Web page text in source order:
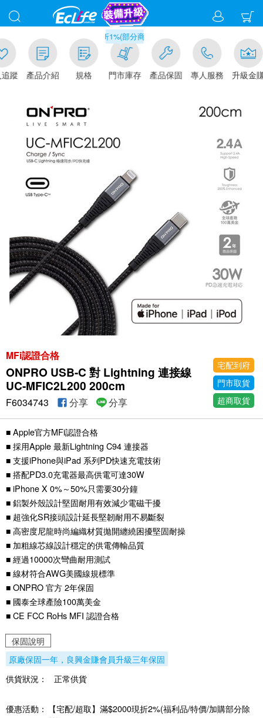
蹤 產品介紹 規格
滿千元門市取貨現折1%(部分商品不適用)-請點我看
門市庫存 產品保固 專人服務 升級金賺
MFi認證合格
ONPRO USB-C 對 Lightning 連接線
UC-MFIC2L200 200cm
宅配到府
門市取貨
超商取貨
F6034743 分享 分享
■ Apple官方MFi認證合格
■ 採用Apple 最新Lightning C94 連接器
■ 支援iPhone與iPad 系列PD快速充電技術
■ 搭配PD3.0充電器最高供電可達30W
■ iPhone X 0%～50%只需要30分鐘
■ 鋁製外殼設計堅固耐用有效減少電磁干擾
■ 超強化SR接頭設計延長堅韌耐用不易斷裂
■ 高密度尼龍時尚編織材質拋開纏繞困擾堅固耐操
■ 加粗線芯線設計穩定的供電傳輸品質
■ 經過10000次彎曲耐用測試
■ 線材符合AWG美國線規標準
■ ONPRO 官方 2年保固
■ 國泰全球產險100萬美金
■ CE FCC RoHs MFI 認證合格
保固說明
原廠保固一年，良興金賺會員升級三年保固
供貨狀況：
正常供貨
優惠活動：
【宅配/超取】滿$2000現折2%(福利品/特價/加購部分除